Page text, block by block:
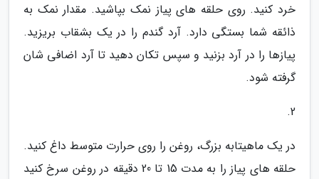
خرد کنید. روی حلقه های پیاز نمک بپاشید. مقدار نمک به
ذائقه شما بستگی دارد. آرد گندم را در یک بشقاب بریزید.
پیازها را در آرد بزنید و سپس تکان دهید تا آرد اضافی شان
گرفته شود.
2.
در یک ماهیتابه بزرگ، روغن را روی حرارت متوسط داغ کنید.
حلقه های پیاز را به مدت 15 تا 20 دقیقه در روغن سرخ کنید